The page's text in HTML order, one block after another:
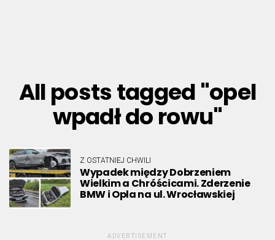
All posts tagged "opel
wpadł do rowu"
Z OSTATNIEJ CHWILI
Wypadek między Dobrzeniem
Wielkim a Chróścicami. Zderzenie
BMW i Opla na ul. Wrocławskiej
ADVERTISEMENT